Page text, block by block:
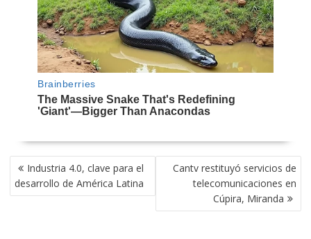
NAVEGACIÓN
DE
ENTRADAS
Industria 4.0, clave para el
desarrollo de América Latina
Cantv restituyó servicios de
telecomunicaciones en
Cúpira, Miranda